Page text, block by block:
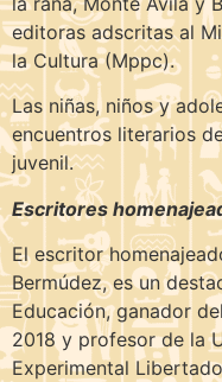
editoras adscritas al
la Cultura (Mppc).
Las niñas, niños y
encuentros literarios
juvenil.
Escritores
El escritor
Bermúdez, es un
Educación, ganador
2018 y profesor de la
Experimental